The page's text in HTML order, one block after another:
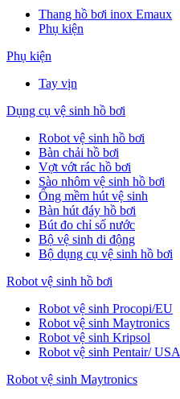
Thang hồ bơi inox Emaux
Phụ kiện
Phụ kiện
Tay vịn
Dụng cụ vệ sinh hồ bơi
Robot vệ sinh hồ bơi
Bàn chải hồ bơi
Vợt vớt rác hồ bơi
Sào nhôm vệ sinh hồ bơi
Ống mềm hút vệ sinh
Bàn hút đáy hồ bơi
Bút đo chỉ số nước
Bộ vệ sinh di động
Bộ dụng cụ vệ sinh hồ bơi
Robot vệ sinh hồ bơi
Robot vệ sinh Procopi/EU
Robot vệ sinh Maytronics
Robot vệ sinh Kripsol
Robot vệ sinh Pentair/ USA
Robot vệ sinh Maytronics